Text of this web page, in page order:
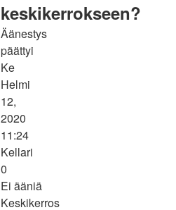
keskikerrokseen?
Äänestys
päättyi
Ke
Helmi
12,
2020
11:24
Kellari
0
Ei ääniä
Keskikerros